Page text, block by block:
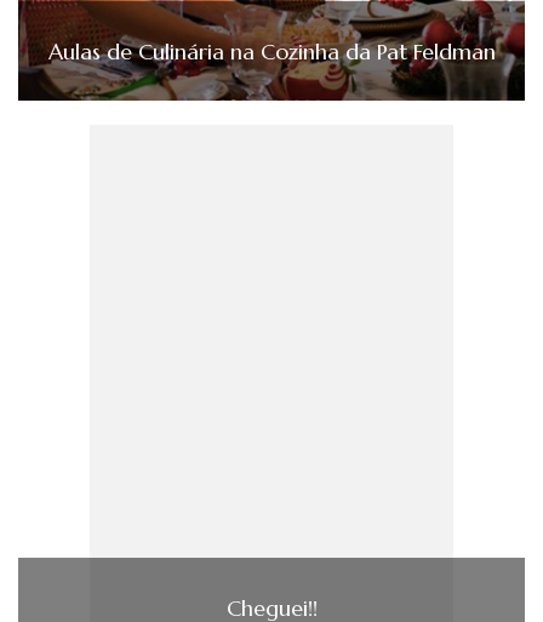
Aulas de Culinária na Cozinha da Pat Feldman
Cheguei!!